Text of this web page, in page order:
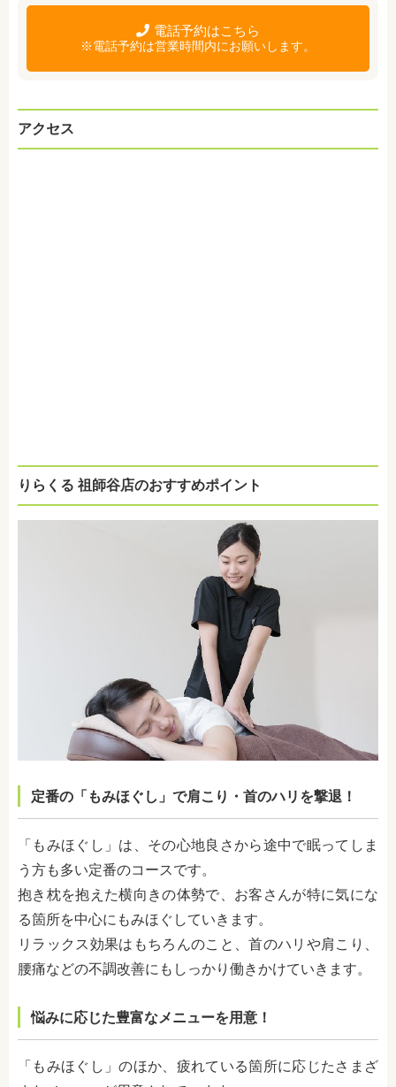
電話予約はこちら
※電話予約は営業時間内にお願いします。
アクセス
りらくる 祖師谷店のおすすめポイント
定番の「もみほぐし」で肩こり・首のハリを撃退！
「もみほぐし」は、その心地良さから途中で眠ってしま
う方も多い定番のコースです。
抱き枕を抱えた横向きの体勢で、お客さんが特に気にな
る箇所を中心にもみほぐしていきます。
リラックス効果はもちろんのこと、首のハリや肩こり、
腰痛などの不調改善にもしっかり働きかけていきます。
悩みに応じた豊富なメニューを用意！
「もみほぐし」のほか、疲れている箇所に応じたさまざ